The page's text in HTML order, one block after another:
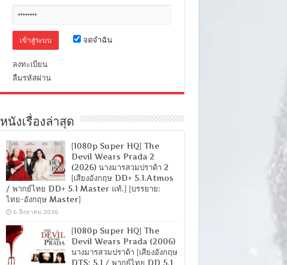
จดจำฉัน
ลงทะเบียน
ลืมรหัสผ่าน
หนังเรื่องล่าสุด
[1080p Super HQ] The
Devil Wears Prada 2
(2026) นางมารสวมปราด้า 2
[เสียงอังกฤษ DD+ 5.1.Atmos
/ พากย์ไทย DD+ 5.1 Master แท้.] [บรรยาย:
ไทย-อังกฤษ Master]
6 สิงหาคม 2026
[1080p Super HQ] The
Devil Wears Prada (2006)
นางมารสวมปราด้า [เสียงอังกฤษ
DTS: 5.1 / พากย์ไทย DD 5.1